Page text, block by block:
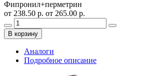
Фипронил+перметрин
от 238.50 р. от 265.00 р.
В корзину
Аналоги
Подробное описание